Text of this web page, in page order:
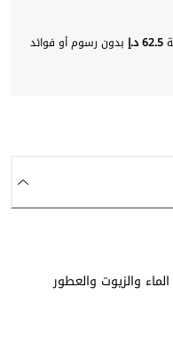
62.5 د.إ
بدون رسوم أو فوائد
والزيوت والعطور